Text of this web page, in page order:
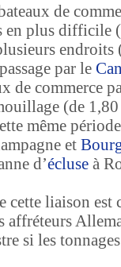
de
en plus difficile
endroits
par le
de commerce
(de
même
et
d’écluse à
cette liaison
affréteurs
si les